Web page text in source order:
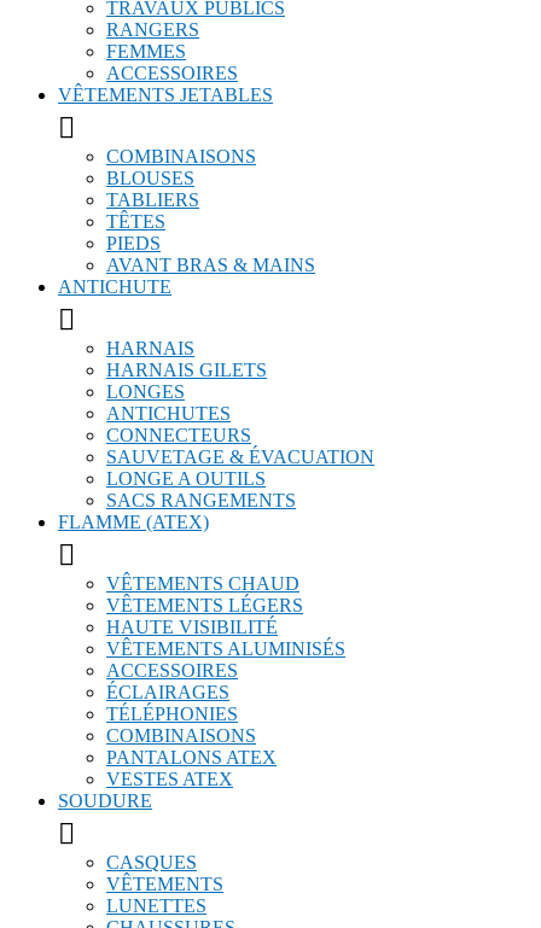
TRAVAUX PUBLICS
RANGERS
FEMMES
ACCESSOIRES
VÊTEMENTS JETABLES

COMBINAISONS
BLOUSES
TABLIERS
TÊTES
PIEDS
AVANT BRAS & MAINS
ANTICHUTE

HARNAIS
HARNAIS GILETS
LONGES
ANTICHUTES
CONNECTEURS
SAUVETAGE & ÉVACUATION
LONGE A OUTILS
SACS RANGEMENTS
FLAMME (ATEX)

VÊTEMENTS CHAUD
VÊTEMENTS LÉGERS
HAUTE VISIBILITÉ
VÊTEMENTS ALUMINISÉS
ACCESSOIRES
ÉCLAIRAGES
TÉLÉPHONIES
COMBINAISONS
PANTALONS ATEX
VESTES ATEX
SOUDURE

CASQUES
VÊTEMENTS
LUNETTES